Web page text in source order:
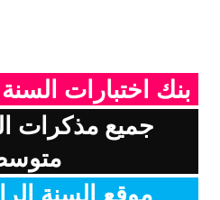
بنك اختبارات
جميع مذكرات